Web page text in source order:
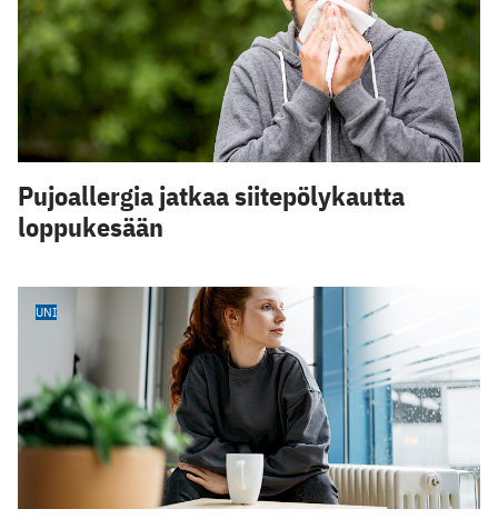
Pujoallergia jatkaa siitepölykautta
loppukesään
UNI